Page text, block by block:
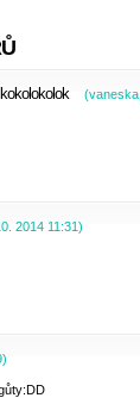
(vaneska
2014 11:31)
)